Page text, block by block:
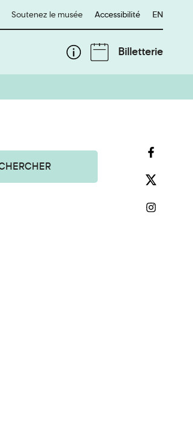
Soutenez le musée Accessibilité English
EN
Billetterie